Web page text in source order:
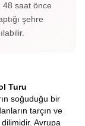
48 saat önce
şehre
Turu
soğuduğu bir
tarçın ve
Avrupa